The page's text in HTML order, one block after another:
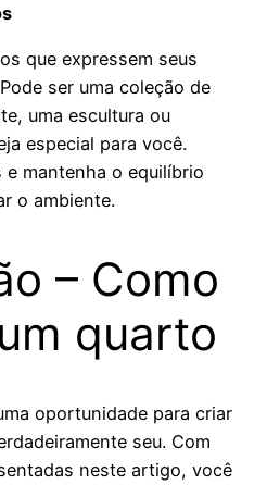
que expressem seus
ser uma coleção de
uma escultura ou
especial para você.
mantenha o equilíbrio
o ambiente.
– Como
quarto
oportunidade para criar
seu. Com
neste artigo, você